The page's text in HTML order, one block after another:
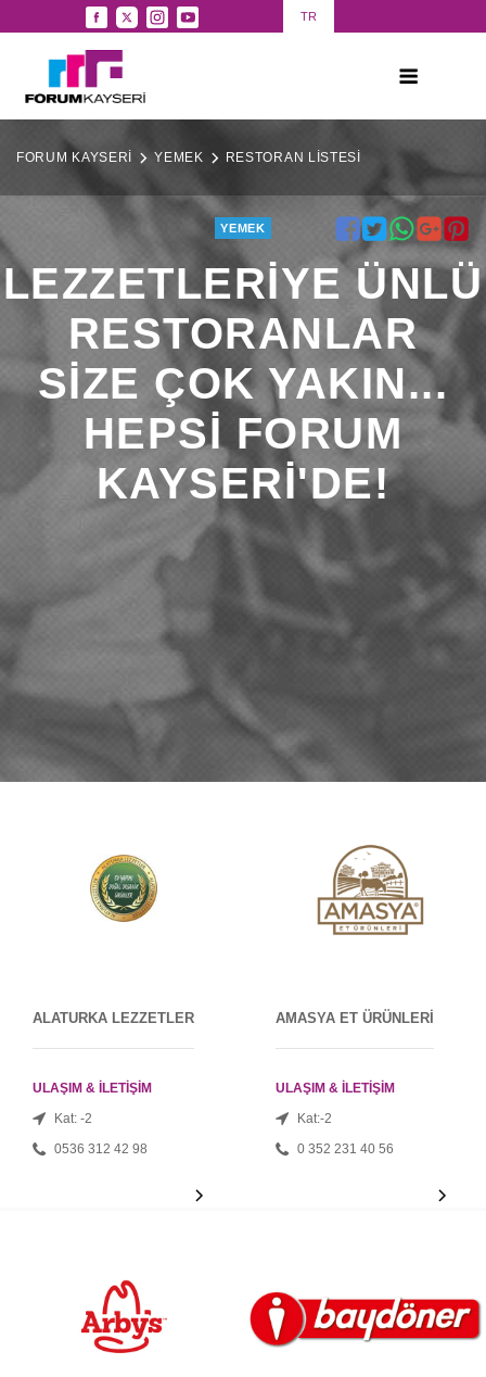
TR
FORUM KAYSERİ YEMEK RESTORAN LİSTESİ
YEMEK
LEZZETLERİYE ÜNLÜ
RESTORANLAR
SİZE ÇOK YAKIN...
HEPSİ FORUM
KAYSERİ'DE!
ALATURKA LEZZETLER
ULAŞIM & İLETİŞİM
Kat: -2
0536 312 42 98
AMASYA ET ÜRÜNLERİ
ULAŞIM & İLETİŞİM
Kat:-2
0 352 231 40 56